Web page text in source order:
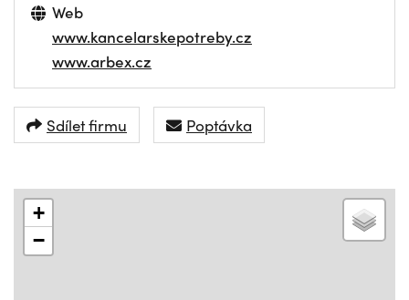
Web
www.kancelarskepotreby.cz
www.arbex.cz
Sdílet firmu Poptávka
+
−